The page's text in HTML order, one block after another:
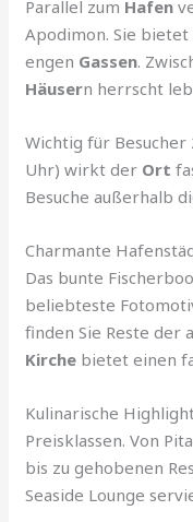
Parallel zum Hafen
Apodimon. Sie bietet
engen Gassen.
Häusern herrscht
Wichtig für Besucher
Uhr) wirkt der Ort
Besuche außerhalb
Charmante
Das bunte
beliebteste
finden Sie Reste der
Kirche bietet einen
Kulinarische
Preisklassen. Von
bis zu gehobenen
Seaside Lounge